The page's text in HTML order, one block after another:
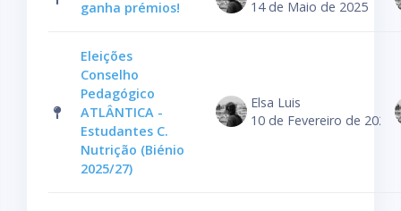
ganha prémios!
14 de Maio de 2025
Eleições
Conselho
Pedagógico
ATLÂNTICA -
Estudantes C.
Nutrição (Biénio
2025/27)
Elsa Luis
10 de Fevereiro de 2025